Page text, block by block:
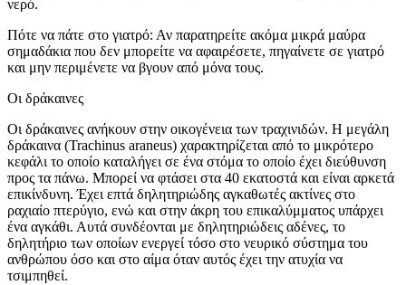
νερό.
Πότε να πάτε στο γιατρό: Αν παρατηρείτε ακόμα μικρά μαύρα
σημαδάκια που δεν μπορείτε να αφαιρέσετε, πηγαίνετε σε γιατρό
και μην περιμένετε να βγουν από μόνα τους.
Οι δράκαινες
Οι δράκαινες ανήκουν στην οικογένεια των τραχινιδών. Η μεγάλη
δράκαινα (Trachinus araneus) χαρακτηρίζεται από το μικρότερο
κεφάλι το οποίο καταλήγει σε ένα στόμα το οποίο έχει διεύθυνση
προς τα πάνω. Μπορεί να φτάσει στα 40 εκατοστά και είναι αρκετά
επικίνδυνη. Έχει επτά δηλητηριώδης αγκαθωτές ακτίνες στο
ραχιαίο πτερύγιο, ενώ και στην άκρη του επικαλύμματος υπάρχει
ένα αγκάθι. Αυτά συνδέονται με δηλητηριώδεις αδένες, το
δηλητήριο των οποίων ενεργεί τόσο στο νευρικό σύστημα του
ανθρώπου όσο και στο αίμα όταν αυτός έχει την ατυχία να
τσιμπηθεί.